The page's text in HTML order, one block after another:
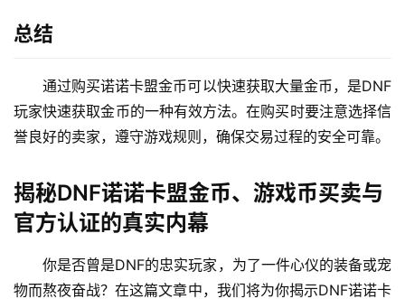
总结
通过购买诺诺卡盟金币可以快速获取大量金币，是DNF
玩家快速获取金币的一种有效方法。在购买时要注意选择信
誉良好的卖家，遵守游戏规则，确保交易过程的安全可靠。
揭秘DNF诺诺卡盟金币、游戏币买卖与
官方认证的真实内幕
你是否曾是DNF的忠实玩家，为了一件心仪的装备或宠
物而熬夜奋战？在这篇文章中，我们将为你揭示DNF诺诺卡